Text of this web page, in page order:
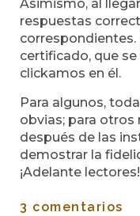
Asimismo, al
respuestas
certificado, que
clickamos en él.
Para algunos,
obvias; para otros
después de las
demostrar la
¡Adelante lectores!
3 comentarios